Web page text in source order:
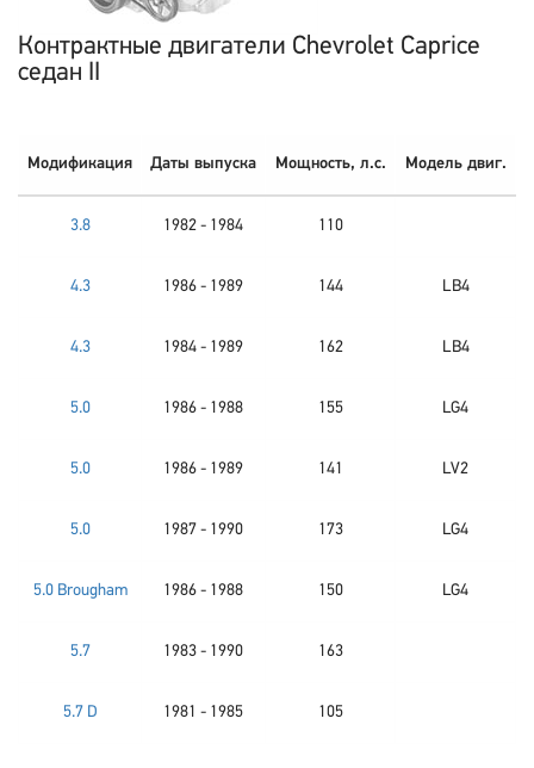
Контрактные двигатели Chevrolet Caprice
седан II
Модификация Даты выпуска Мощность, л.с. Модель двиг.
3.8 1982 - 1984 110
4.3 1986 - 1989 144 LB4
4.3 1984 - 1989 162 LB4
5.0 1986 - 1988 155 LG4
5.0 1986 - 1989 141 LV2
5.0 1987 - 1990 173 LG4
5.0 Brougham 1986 - 1988 150 LG4
5.7 1983 - 1990 163
5.7 D 1981 - 1985 105